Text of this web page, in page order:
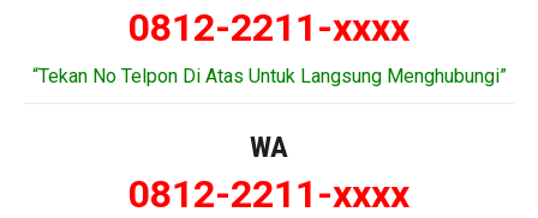
0812-2211-xxxx
“Tekan No Telpon Di Atas Untuk Langsung Menghubungi”
WA
0812-2211-xxxx